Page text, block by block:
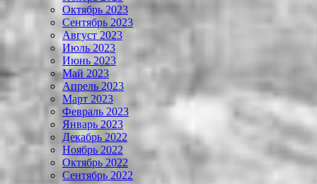
Октябрь 2023
Сентябрь 2023
Август 2023
Июль 2023
Июнь 2023
Май 2023
Апрель 2023
Март 2023
Февраль 2023
Январь 2023
Декабрь 2022
Ноябрь 2022
Октябрь 2022
Сентябрь 2022